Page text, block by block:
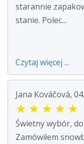
starannie
stanie. Polec...
Czytaj więcej ...
Jana Kováčová,
★ ★ ★ ★ ★
Świetny wybór,
Zamówiłem